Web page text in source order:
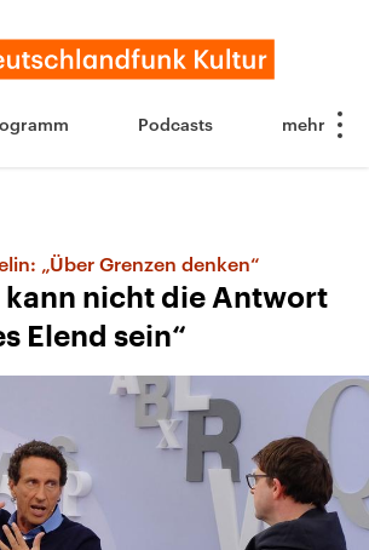
Podcasts
„Über Grenzen denken“
kann nicht die Antwort
Elend sein“